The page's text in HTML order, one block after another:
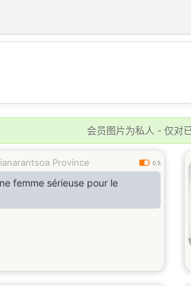
💕
会员图片为私人 - 仅对
Province 0.5
femme sérieuse pour le